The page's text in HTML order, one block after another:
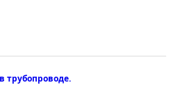
трубопроводе.